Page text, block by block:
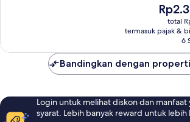
Harga
sekarang
total
termasuk pajak &
6
Bandingkan dengan
Login untuk melihat diskon dan
syarat. Lebih banyak reward untuk